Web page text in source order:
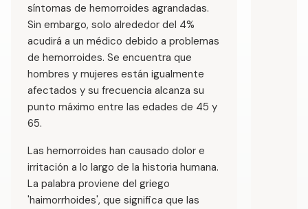
síntomas de hemorroides agrandadas.
Sin embargo, solo alrededor del 4%
acudirá a un médico debido a problemas
de hemorroides. Se encuentra que
hombres y mujeres están igualmente
afectados y su frecuencia alcanza su
punto máximo entre las edades de 45 y
65.
Las hemorroides han causado dolor e
irritación a lo largo de la historia humana.
La palabra proviene del griego
'haimorrhoides', que significa que las